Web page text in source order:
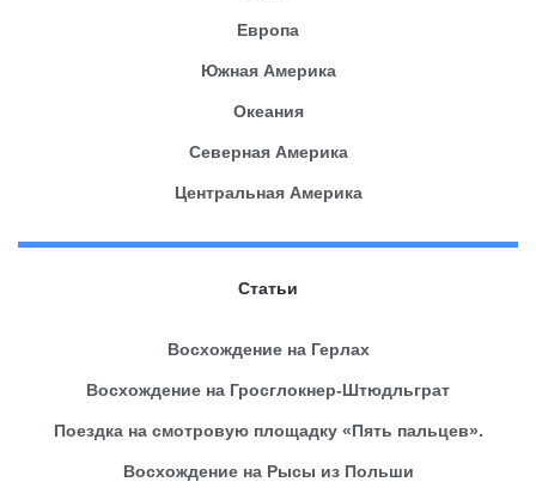
Европа
Южная Америка
Океания
Северная Америка
Центральная Америка
Статьи
Восхождение на Герлах
Восхождение на Гросглокнер-Штюдльграт
Поездка на смотровую площадку «Пять пальцев».
Восхождение на Рысы из Польши